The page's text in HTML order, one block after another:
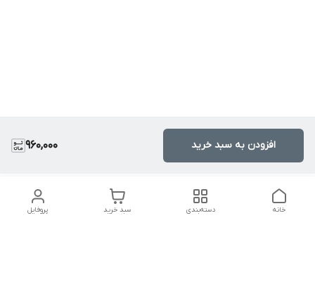
960,000 افزودن به سبد خرید
پروفایل سبد خرید دسته‌بندی خانه